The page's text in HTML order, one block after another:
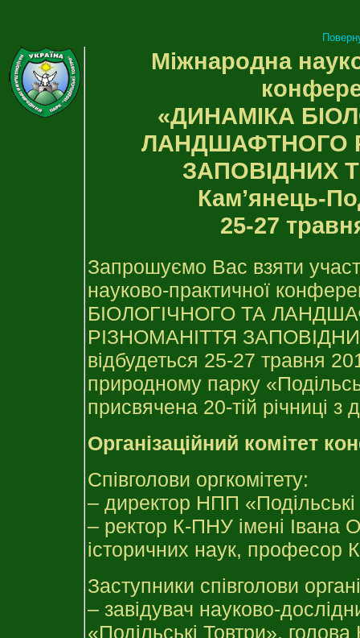
Міжнародна
«ДИНАМІКА
ЛАНДШАФТНОГО
ЗАПОВІДНИХ
Кам’янець-
25-27
Запрошуємо Вас взяти
науково-практичної
БІОЛОГІЧНОГО ТА
РІЗНОМАНІТТЯ
відбудеться 25-27 травня
природному парку
присвячена 20-тій річниці з
Організаційний комітет
Співголови оргкомітету:
– директор НПП
– ректор К-ПНУ імені Івана
історичних наук, професор
Заступники співголови
– завідувач науково-
«Подільські Товтри»,